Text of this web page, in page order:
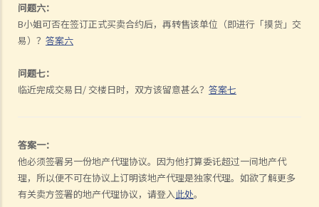
问题六：
B小姐可否在签订正式买卖合约后，再转售该单位（即进行「摸货」交
易）？ 答案六
问题七：
临近完成交易日/ 交楼日时，双方该留意甚么？ 答案七
答案一：
他必须签署另一份地产代理协议。因为他打算委讬超过一间地产代
理，所以便不可在协议上订明该地产代理是独家代理。如欲了解更多
有关卖方签署的地产代理协议，请登入此处。